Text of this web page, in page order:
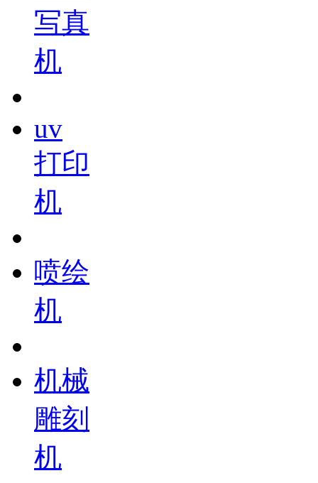
写真
机
uv
打印
机
喷绘
机
机械
雕刻
机